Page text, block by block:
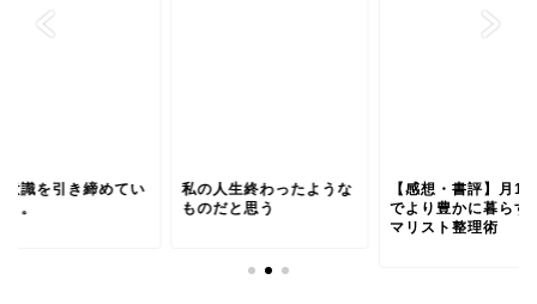
意識を引き締めてい
。
私の人生終わったような
ものだと思う
【感想・書評】月10
でより豊かに暮らす
マリスト整理術